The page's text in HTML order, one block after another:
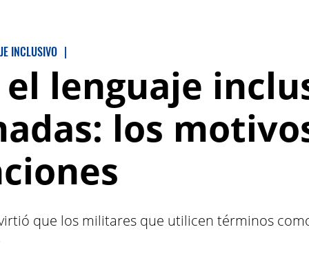
INCLUSIVO |
lenguaje
los
que los militares que utilicen términos